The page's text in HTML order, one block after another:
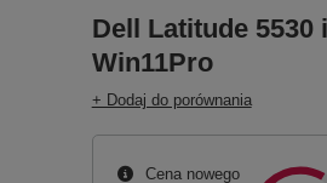
Dell Latitude 5530
Win11Pro
+ Dodaj do porównania
Cena nowego